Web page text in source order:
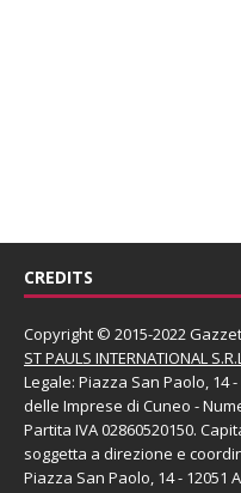
CREDITS
Copyright © 2015-2022
ST PAULS INTERNATIONAL
Legale: Piazza San Paolo, 14
delle Imprese di Cuneo -
Partita IVA 02860520150.
soggetta a direzione e
Piazza San Paolo, 14 - 12051